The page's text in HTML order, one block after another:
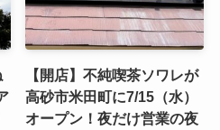
【開店】不純喫茶ソワレが
高砂市米田町に7/15（水）
オープン！夜だけ営業の夜